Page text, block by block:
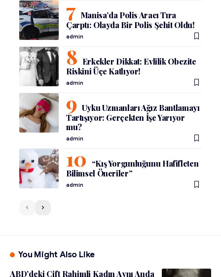
Manisa’da Polis Aracı Tıra
Çarptı: Olayda Bir Polis Şehit Oldu!
admin
Erkekler Dikkat: Evlilik Obezite
Riskini Üçe Katlıyor!
admin
Uyku Uzmanları Ağız Bantlamayı
Tartışıyor: Gerçekten İşe Yarıyor
mu?
admin
“Kış Yorgunluğunu Hafifleten
Bilimsel Öneriler”
admin
You Might Also Like
ABD’deki Çift Rahimli Kadın Aynı Anda